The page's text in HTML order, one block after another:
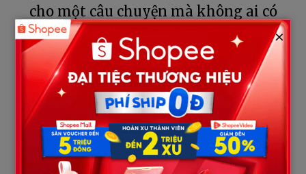
cho một câu chuyện mà không ai có
CHƯƠNG 1: NHỮNG MẢNH GHÉP NGẪU NHIÊN
Trưa nắng gắt như đổ lửa xuống mặt đường nhựa bong tróc.
Tại cây xăng nằm khiêm tốn nơi góc ngã tư ngoại ô, dòng người
kiên nhẫn nhích từng chút một trong tiếng động cơ nổ giòn và
mùi xăng nồng nặc. Ông Sáu dắt chiếc xe máy cũ kỹ, loại xe mà
người ta hay gọi vui là “xe mù” vì đèn đã vỡ, dàn nhựa lỏng lẻo
buộc đầy dây kẽm. Đôi bàn tay ông đen nhẻm, móng tay đóng
phèn, bám chặt vào tay lái run rẩy.
×